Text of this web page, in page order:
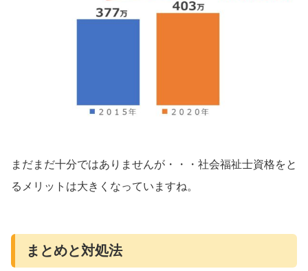
まだまだ十分ではありませんが・・・社会福祉士資格をと
るメリットは大きくなっていますね。
まとめと対処法